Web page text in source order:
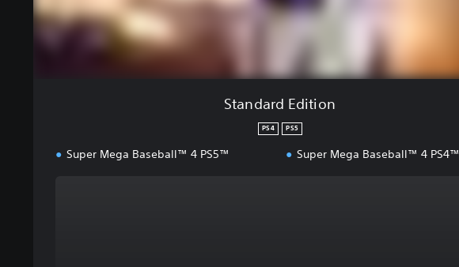
i
Standard Edition
PS4 PS5
Super Mega Baseball™ 4 PS5™ Super Mega Baseball™ 4 PS4™